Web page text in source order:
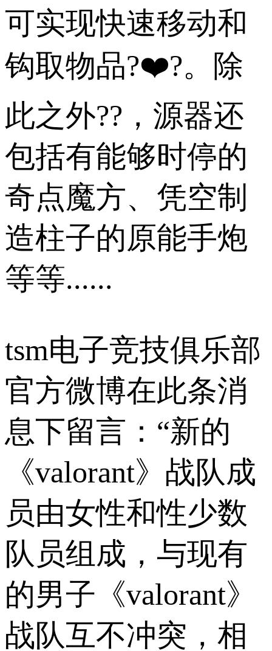
可实现快速移动和
钩取物品?❤️?。除
此之外??，源器还
包括有能够时停的
奇点魔方、凭空制
造柱子的原能手炮
等等......
tsm电子竞技俱乐部
官方微博在此条消
息下留言：“新的
《valorant》战队成
员由女性和性少数
队员组成，与现有
的男子《valorant》
战队互不冲突，相